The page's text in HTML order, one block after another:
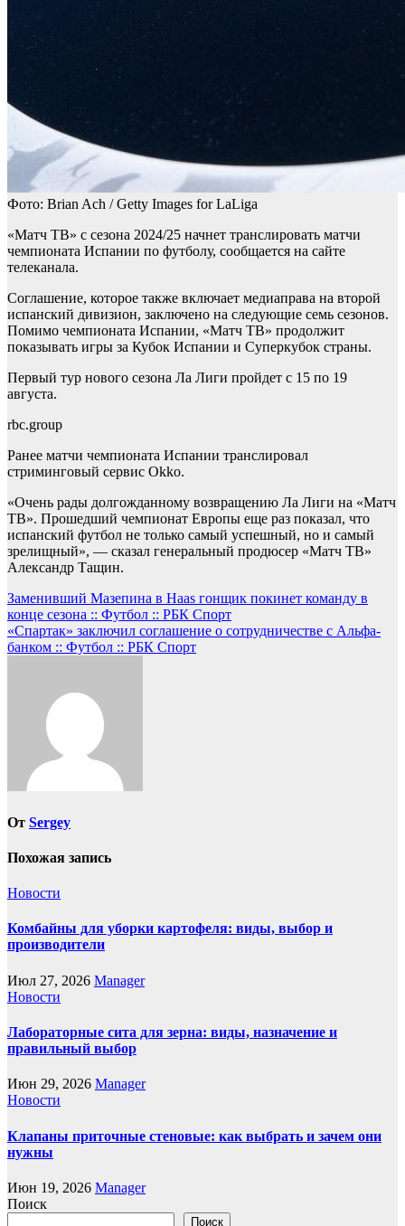
Фото: Brian Ach / Getty Images for LaLiga
«Матч ТВ» с сезона 2024/25 начнет транслировать матчи
чемпионата Испании по футболу, сообщается на сайте
телеканала.
Соглашение, которое также включает медиаправа на второй
испанский дивизион, заключено на следующие семь сезонов.
Помимо чемпионата Испании, «Матч ТВ» продолжит
показывать игры за Кубок Испании и Суперкубок страны.
Первый тур нового сезона Ла Лиги пройдет с 15 по 19
августа.
rbc.group
Ранее матчи чемпионата Испании транслировал
стриминговый сервис Okko.
«Очень рады долгожданному возвращению Ла Лиги на «Матч
ТВ». Прошедший чемпионат Европы еще раз показал, что
испанский футбол не только самый успешный, но и самый
зрелищный», — сказал генеральный продюсер «Матч ТВ»
Александр Тащин.
Навигация
по
записям
Заменивший Мазепина в Haas гонщик покинет команду в
конце сезона :: Футбол :: РБК Спорт
«Спартак» заключил соглашение о сотрудничестве с Альфа-
банком :: Футбол :: РБК Спорт
От Sergey
Похожая запись
Новости
Комбайны для уборки картофеля: виды, выбор и
производители
Июл 27, 2026 Manager
Новости
Лабораторные сита для зерна: виды, назначение и
правильный выбор
Июн 29, 2026 Manager
Новости
Клапаны приточные стеновые: как выбрать и зачем они
нужны
Июн 19, 2026 Manager
Поиск
Поиск